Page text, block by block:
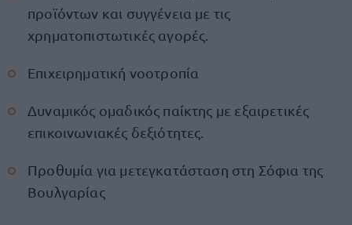
προϊόντων και συγγένεια με τις
χρηματοπιστωτικές αγορές.
Επιχειρηματική νοοτροπία
Δυναμικός ομαδικός παίκτης με εξαιρετικές
επικοινωνιακές δεξιότητες.
Προθυμία για μετεγκατάσταση στη Σόφια της
Βουλγαρίας